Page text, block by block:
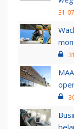
31-